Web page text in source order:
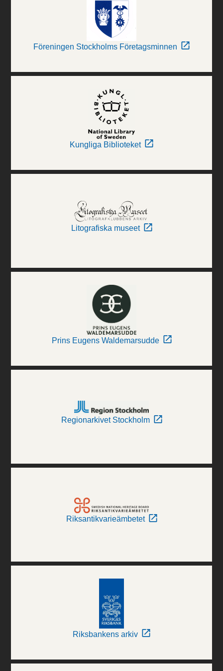
Föreningen Stockholms Företagsminnen
Kungliga Biblioteket
Litografiska museet
Prins Eugens Waldemarsudde
Regionarkivet Stockholm
Riksantikvarieämbetet
Riksbankens arkiv